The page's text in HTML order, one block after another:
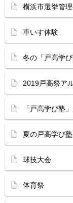
横浜市選挙管
車いす体験
冬の「戸高学び
2019戸高祭ア
「戸高学び塾
夏の戸高学び塾
球技大会
体育祭